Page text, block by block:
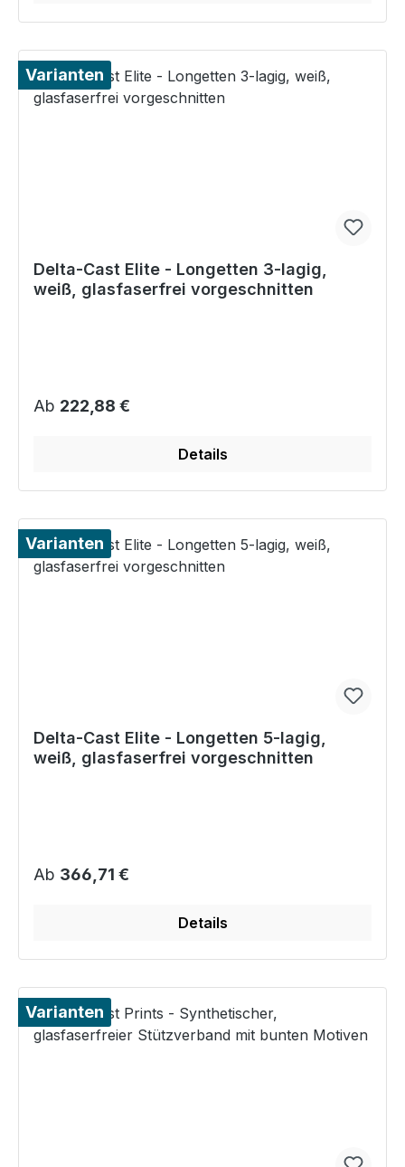
Varianten
Delta-Cast Elite - Longetten 3‑lagig,
weiß, glasfaserfrei vorgeschnitten
Regulärer Preis:
Ab 222,88 €
Details
Varianten
Delta-Cast Elite - Longetten 5‑lagig,
weiß, glasfaserfrei vorgeschnitten
Regulärer Preis:
Ab 366,71 €
Details
Varianten